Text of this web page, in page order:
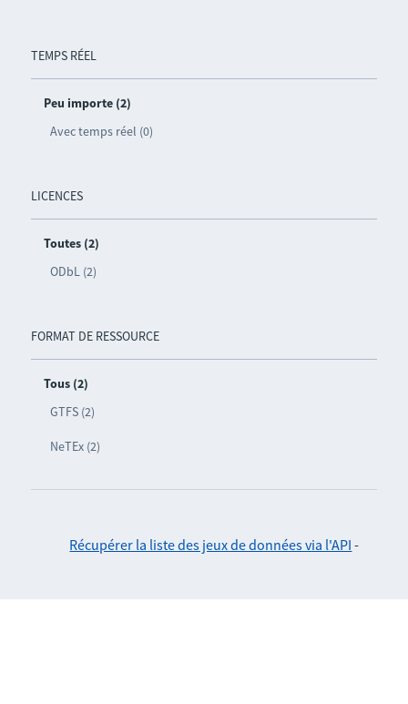
TEMPS RÉEL
Peu importe (2)
Avec temps réel (0)
LICENCES
Toutes (2)
ODbL (2)
FORMAT DE RESSOURCE
Tous (2)
GTFS (2)
NeTEx (2)
Récupérer la liste des jeux de données via l'API -